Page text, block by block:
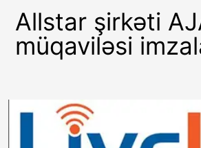
Allstar şirkəti
müqaviləsi